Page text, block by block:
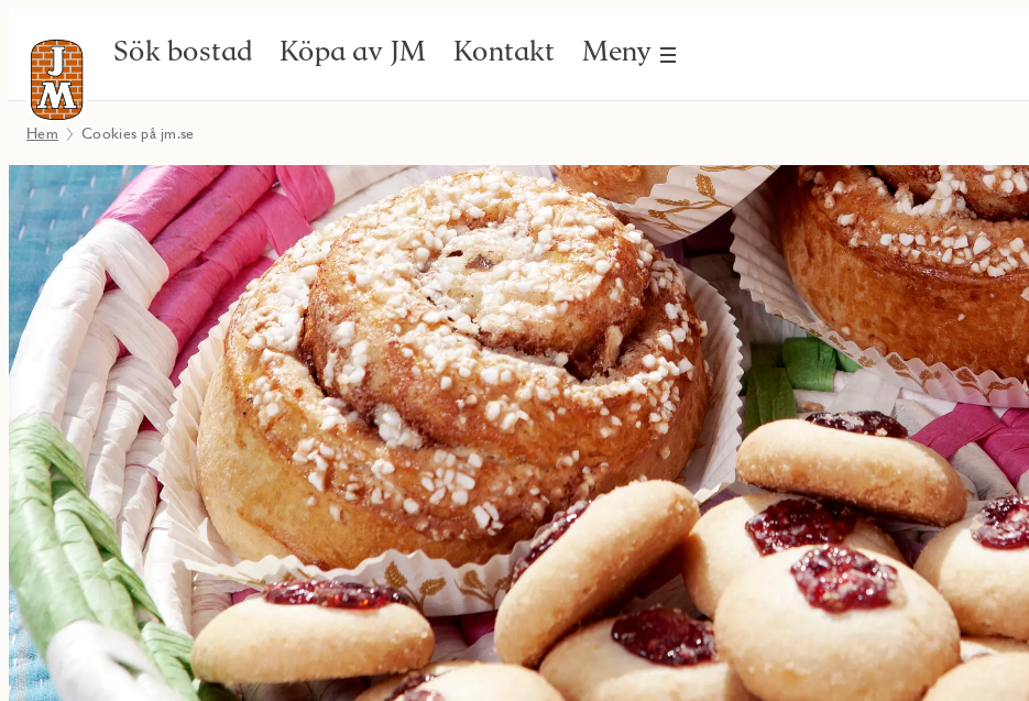
Sök bostad Köpa av JM Kontakt Meny
Hem Cookies på jm.se